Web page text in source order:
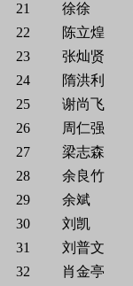
21
徐徐
22
陈立煌
23
张灿贤
24
隋洪利
25
谢尚飞
26
周仁强
27
梁志森
28
余良竹
29
余斌
30
刘凯
31
刘普文
32
肖金亭